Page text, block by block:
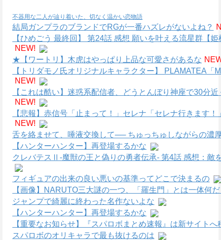
不器用な二人が辿り着いた、切なく温かい恋物語
結局ガンプラのブランドでRGが一番ハズレがないよね？
【ひめごう 最終回】 第24話 感想 願いを叶える流星群【姫
NEW!
★【ワートリ】木虎はやっぱり上品な可愛さがあるな
【トリダモノ氏オリジナルキャラクター】 PLAMATEA
NEW!
【これは酷い】迷惑系配信者、どうとんぼり神座で30分
NEW!
【悲報】赤信号「止まって！」セレナ「セレナ行きます
NEW!
舌を絡ませて、唾液交換して── ちゅっちゅしながらの濃
【ハンターハンター】再登場するかな
クレバテスⅡ-魔獣の王と偽りの勇者伝承- 第4話 感想：敵
フィギュアの出来の良い悪いの基準ってどこで決まるの
【画像】NARUTO三大謎の一つ、「羅生門」とは一体何
ジャンプで綺麗に終わった名作ないよな
【ハンターハンター】再登場するかな
【重要なお知らせ】『スパロボまとめ速報』は新サイトへ
スパロボのオリキャラで最も抜けるのは